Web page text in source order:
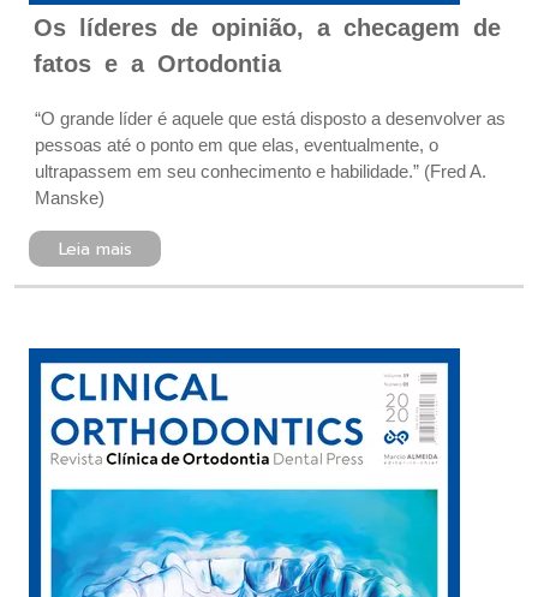
Os líderes de opinião, a checagem de
fatos e a Ortodontia
“O grande líder é aquele que está disposto a desenvolver as
pessoas até o ponto em que elas, eventualmente, o
ultrapassem em seu conhecimento e habilidade.” (Fred A.
Manske)
Leia mais